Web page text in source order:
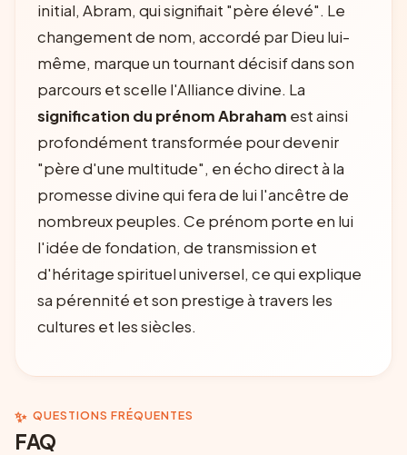
initial, Abram, qui signifiait "père élevé". Le
changement de nom, accordé par Dieu lui-
même, marque un tournant décisif dans son
parcours et scelle l'Alliance divine. La
signification du prénom Abraham est ainsi
profondément transformée pour devenir
"père d'une multitude", en écho direct à la
promesse divine qui fera de lui l'ancêtre de
nombreux peuples. Ce prénom porte en lui
l'idée de fondation, de transmission et
d'héritage spirituel universel, ce qui explique
sa pérennité et son prestige à travers les
cultures et les siècles.
✨ QUESTIONS FRÉQUENTES
FAQ